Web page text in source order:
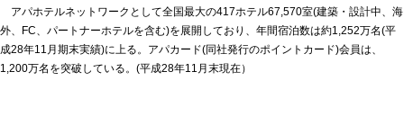
アパホテルネットワークとして全国最大の417ホテル67,570室(建築・設計中、海
外、FC、パートナーホテルを含む)を展開しており、年間宿泊数は約1,252万名(平
成28年11月期末実績)に上る。アパカード(同社発行のポイントカード)会員は、
1,200万名を突破している。(平成28年11月末現在）